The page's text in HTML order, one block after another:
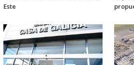
Este